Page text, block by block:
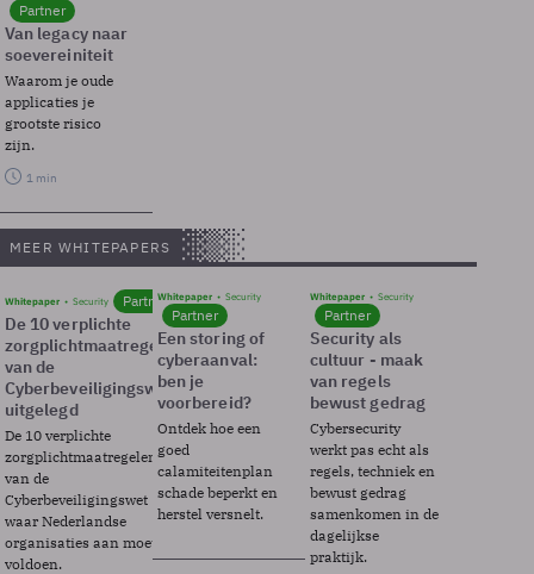
Partner
Van legacy naar
soevereiniteit
Waarom je oude
applicaties je
grootste risico
zijn.
1 min
MEER WHITEPAPERS
Whitepaper Security Partner
De 10 verplichte
zorgplichtmaatregelen
van de
Cyberbeveiligingswet
uitgelegd
De 10 verplichte
zorgplichtmaatregelen
van de
Cyberbeveiligingswet
waar Nederlandse
organisaties aan moeten
voldoen.
Whitepaper Security
Partner
Een storing of
cyberaanval:
ben je
voorbereid?
Ontdek hoe een
goed
calamiteitenplan
schade beperkt en
herstel versnelt.
Whitepaper Security
Partner
Security als
cultuur - maak
van regels
bewust gedrag
Cybersecurity
werkt pas echt als
regels, techniek en
bewust gedrag
samenkomen in de
dagelijkse
praktijk.